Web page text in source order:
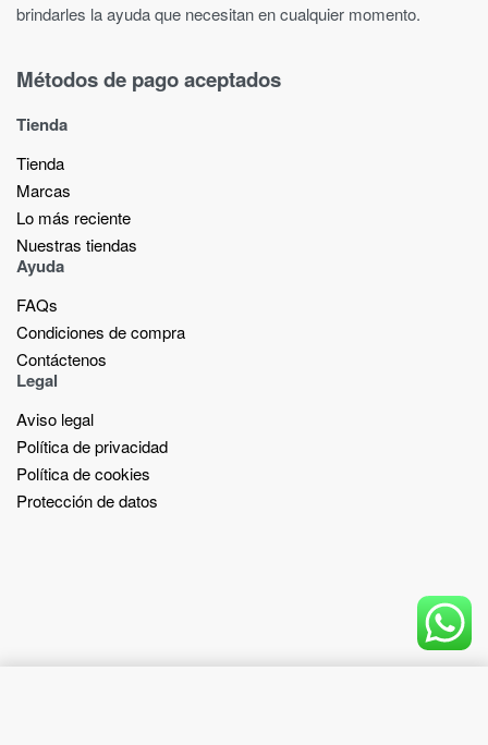
brindarles la ayuda que necesitan en cualquier momento.
Métodos de pago aceptados
Tienda
Tienda
Marcas
Lo más reciente​
Nuestras tiendas​
Ayuda
FAQs
Condiciones de compra
Contáctenos
Legal
Aviso legal
Política de privacidad
Política de cookies
Protección de datos